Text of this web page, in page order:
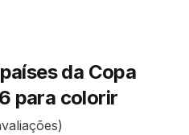
da Copa
para colorir